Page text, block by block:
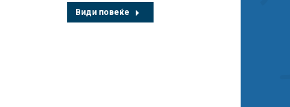
Види повеќе